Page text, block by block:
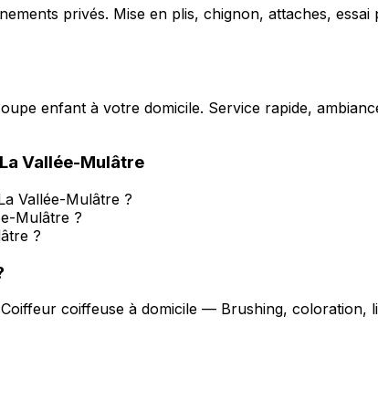
privés. Mise en plis, chignon, attaches,
enfant à votre domicile. Service rapide,
La Vallée-Mulâtre
Vallée-Mulâtre ?
Mulâtre ?
?
Coiffeur coiffeuse à domicile — Brushing, coloration,